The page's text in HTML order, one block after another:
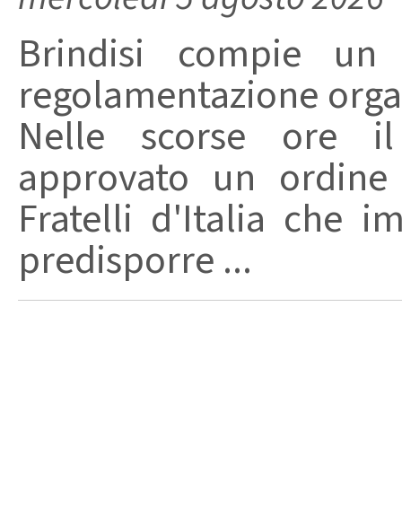
Brindisi compie
regolamentazione
Nelle scorse ore
approvato un
Fratelli d'Italia che
predisporre ...